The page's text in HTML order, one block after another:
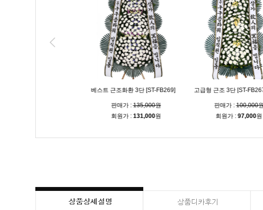
삼가 고인의 명복을 빕니다 [ST-
FB266]
판매가 :100,000원
회원가 :97,000원
삼가 명복을 빕니다 [ST-FB216]
판매가 :250,000원
회원가 :242,500원